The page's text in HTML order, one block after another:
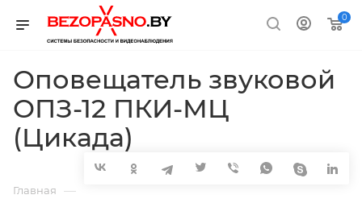
0
Оповещатель звуковой
ОПЗ-12 ПКИ-МЦ
(Цикада)
Главная —